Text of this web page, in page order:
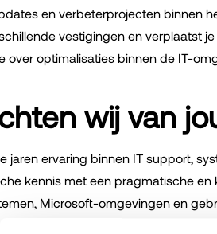
en verbeterprojecten binnen
vestigingen en verplaatst
over optimalisaties binnen de IT-
wij van
jaren ervaring binnen IT support,
kennis met een pragmatische
Microsoft-omgevingen en